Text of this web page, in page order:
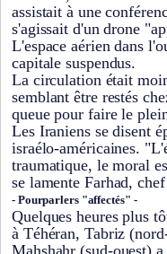
assistait à une
s'agissait d'un drone
L'espace aérien dans
capitale suspendus.
La circulation était
semblant être restés
queue pour faire le
Les Iraniens se disent
israélo-américaines.
traumatique, le moral
se lamente Farhad,
- Pourparlers "affectés" -
Quelques heures plus
à Téhéran, Tabriz